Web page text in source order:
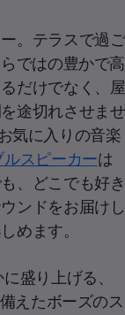
。テラスで過ご
ではの豊かで高
だけでなく、屋
途切れさせませ
気に入りの音楽
スピーカーは
、どこでも好き
ンドをお届けし
めます。
盛り上げる、
えたボーズのス